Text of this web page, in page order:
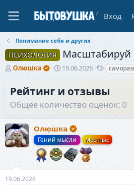
Вход
Понимание себя и других
ПСИХОЛОГИЯ Масштабируй
А
о
р
е
м
ы
Олюшка
Д
а
н
ч
а
л
а
19.06.2026
Т
и
Рейтинг и отзывы
Общее количество оценок: 0
Олюшка
Гений мысли Местные
19.06.2026